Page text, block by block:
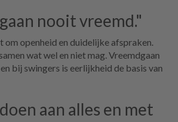
nooit vreemd."
om openheid en duidelijke afspraken.
wat wel en niet mag. Vreemdgaan
bij swingers is eerlijkheid de basis van
aan alles en met